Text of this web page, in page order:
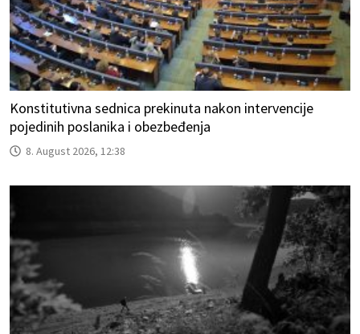
Konstitutivna sednica prekinuta nakon intervencije
pojedinih poslanika i obezbeđenja
8. August 2026, 12:38